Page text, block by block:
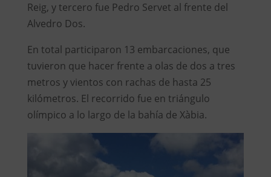
Reig, y tercero fue Pedro Servet al frente del
Alvedro Dos.
En total participaron 13 embarcaciones, que
tuvieron que hacer frente a olas de dos a tres
metros y vientos con rachas de hasta 25
kilómetros. El recorrido fue en triángulo
olímpico a lo largo de la bahía de Xàbia.